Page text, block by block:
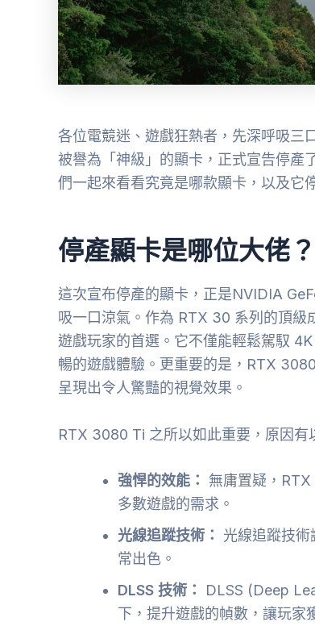
各位電競迷、遊戲狂熱者，先深呼吸三
被譽為「神級」的顯卡，正式宣告停產
們一起來看看究竟是哪款顯卡，以及它
停產顯卡是哪位大佬
這次宣布停產的顯卡，正是NVIDIA
吸一口涼氣。作為 RTX 30 系列的頂
遊戲玩家的首選。它不僅能輕鬆駕馭
暢的遊戲體驗。更重要的是，RTX
呈現出令人驚豔的視覺效果。
RTX 3080 Ti 之所以如此重要，原因有
強悍的效能：
無庸置疑，
多數遊戲的需求。
光線追蹤技術：
光線追蹤技
常出色。
DLSS 技術：
DLSS (Deep
下，提升遊戲的幀數，讓玩家